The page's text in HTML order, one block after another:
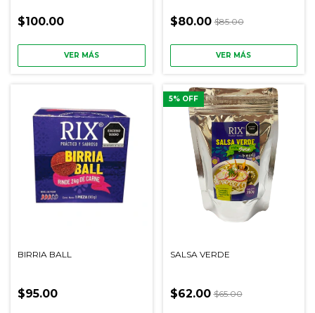
$100.00
VER MÁS
$80.00 $85.00
VER MÁS
BIRRIA BALL
$95.00
5% OFF
SALSA VERDE
$62.00 $65.00